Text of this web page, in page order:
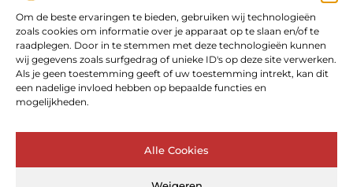
Om de beste ervaringen te bieden, gebruiken wij technologieën
zoals cookies om informatie over je apparaat op te slaan en/of te
raadplegen. Door in te stemmen met deze technologieën kunnen
wij gegevens zoals surfgedrag of unieke ID's op deze site verwerken.
Als je geen toestemming geeft of uw toestemming intrekt, kan dit
een nadelige invloed hebben op bepaalde functies en
mogelijkheden.
Alle Cookies
Over heartcoaching
Jouw gids voor inspiratie en tips uit het dagelijks leven.
Ontdek een brede verzameling blogs en artikelen die je helpen
om het meeste uit elke dag te halen, met praktische adviezen
en verrassende inzichten.
Bericht categorie
Main Links